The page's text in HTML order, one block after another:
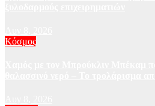
Κόσμος